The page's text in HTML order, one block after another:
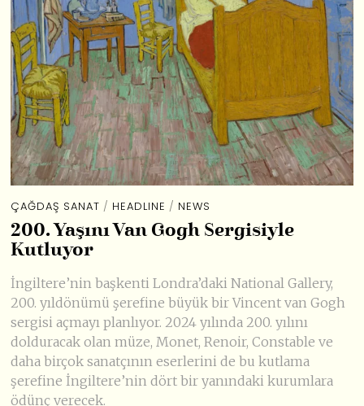
ÇAĞDAŞ SANAT / HEADLINE / NEWS
200. Yaşını Van Gogh Sergisiyle
Kutluyor
İngiltere’nin başkenti Londra’daki National Gallery,
200. yıldönümü şerefine büyük bir Vincent van Gogh
sergisi açmayı planlıyor. 2024 yılında 200. yılını
dolduracak olan müze, Monet, Renoir, Constable ve
daha birçok sanatçının eserlerini de bu kutlama
şerefine İngiltere’nin dört bir yanındaki kurumlara
ödünç verecek.